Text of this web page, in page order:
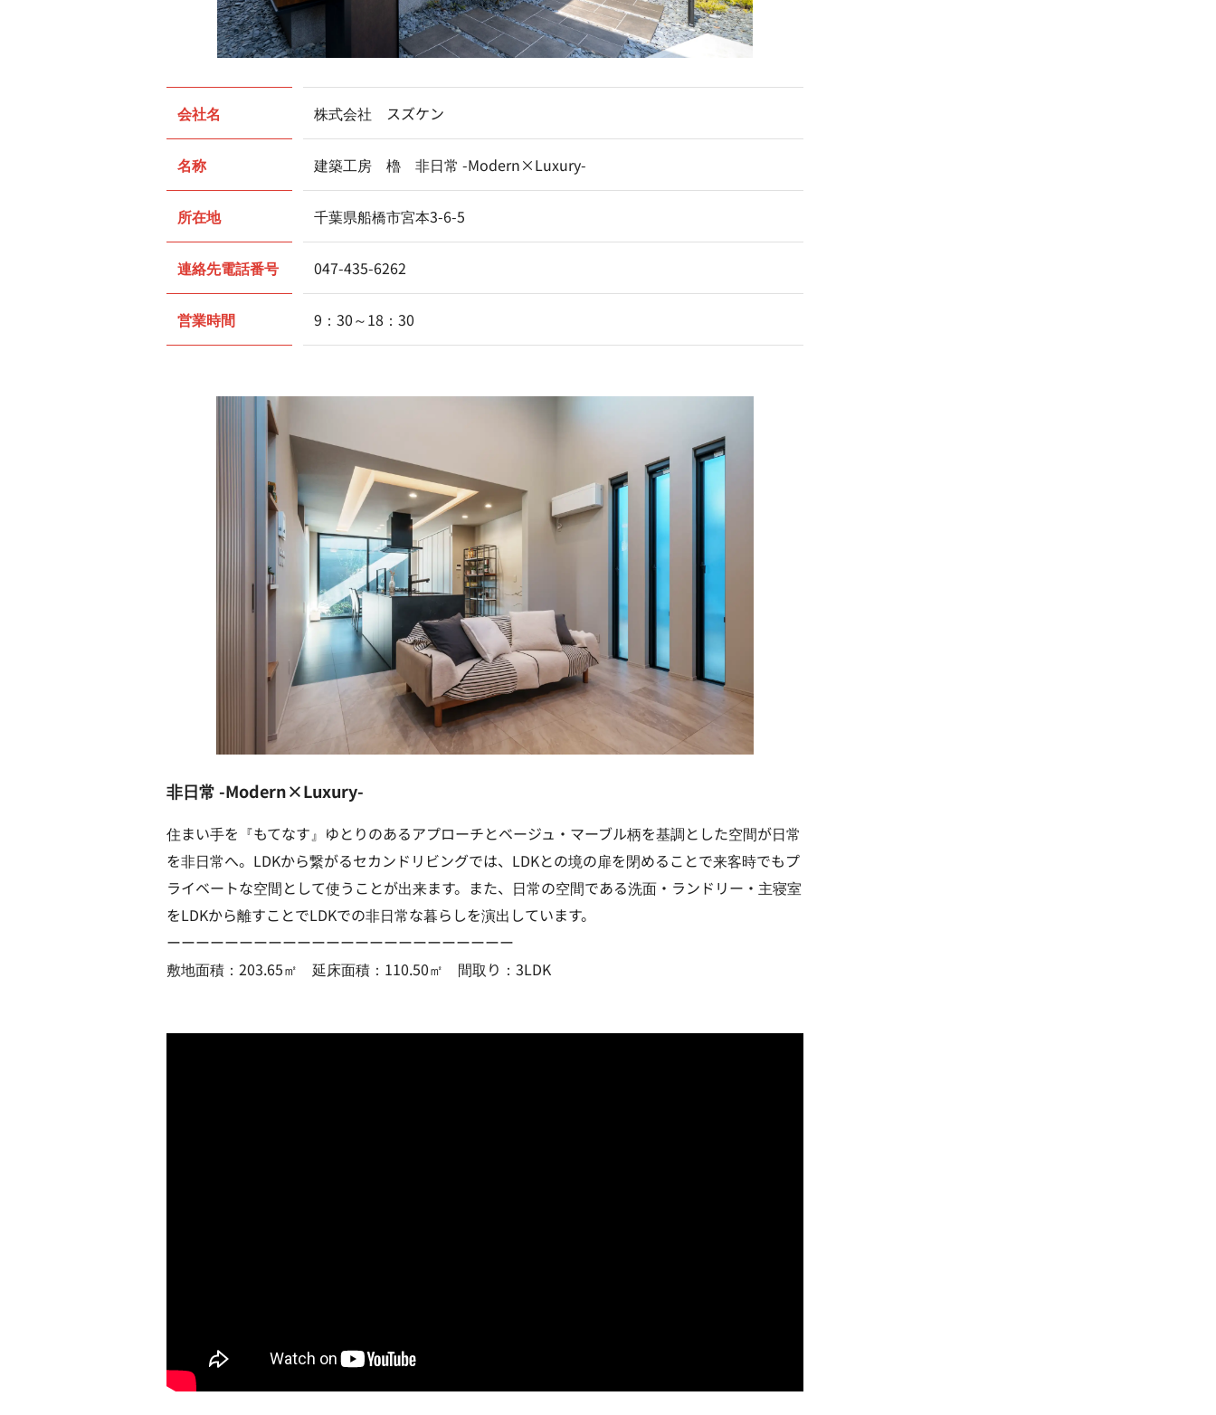
会社名 株式会社 スズケン
名称 建築工房 櫓 非日常 -Modern×Luxury-
所在地 千葉県船橋市宮本3-6-5
連絡先電話番号 047-435-6262
営業時間 9：30～18：30
非日常 -Modern×Luxury-
住まい手を『もてなす』ゆとりのあるアプローチとベージュ・マーブル柄を基調とした空間が日常
を非日常へ。LDKから繋がるセカンドリビングでは、LDKとの境の扉を閉めることで来客時でもプ
ライベートな空間として使うことが出来ます。また、日常の空間である洗面・ランドリー・主寝室
をLDKから離すことでLDKでの非日常な暮らしを演出しています。
ーーーーーーーーーーーーーーーーーーーーーーーー
敷地面積：203.65㎡ 延床面積：110.50㎡ 間取り：3LDK